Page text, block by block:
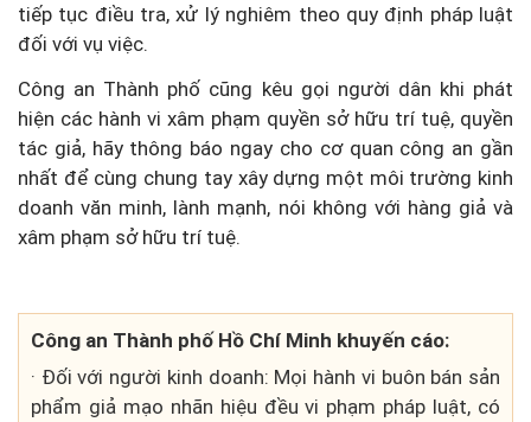
tiếp tục điều tra, xử lý nghiêm theo quy định pháp luật
đối với vụ việc.
Công an Thành phố cũng kêu gọi người dân khi phát
hiện các hành vi xâm phạm quyền sở hữu trí tuệ, quyền
tác giả, hãy thông báo ngay cho cơ quan công an gần
nhất để cùng chung tay xây dựng một môi trường kinh
doanh văn minh, lành mạnh, nói không với hàng giả và
xâm phạm sở hữu trí tuệ.
Công an Thành phố Hồ Chí Minh khuyến cáo:
· Đối với người kinh doanh: Mọi hành vi buôn bán sản
phẩm giả mạo nhãn hiệu đều vi phạm pháp luật, có